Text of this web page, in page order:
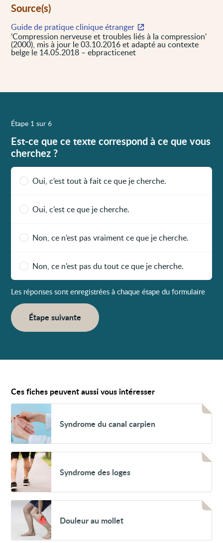
Source(s)
Guide de pratique clinique étranger
‘Compression nerveuse et troubles liés à la compression’
(2000), mis à jour le 03.10.2016 et adapté au contexte
belge le 14.05.2018 – ebpracticenet
Étape 1 sur 6
Est-ce que ce texte correspond à ce que vous
cherchez ?
Oui, c’est tout à fait ce que je cherche.
Oui, c’est ce que je cherche.
Non, ce n’est pas vraiment ce que je cherche.
Non, ce n’est pas du tout ce que je cherche.
Les réponses sont enregistrées à chaque étape du formulaire
Étape suivante
Ces fiches peuvent aussi vous intéresser
Voir
Syndrome
du
canal
carpien
Syndrome du canal carpien
Voir
Syndrome
des
loges
Syndrome des loges
Voir
Douleur
mollet
Douleur au mollet